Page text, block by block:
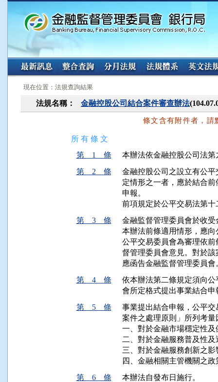
:::
現在位置：法規查詢結果
法規名稱： 金融控股公司結合案件審查辦法
條文含有附件者，請
所 有 條 文
第 1 條
本辦法依金融控股公司法
第 2 條
金融控股公司之設立有公
定情形之一者，應於結合
申報。
前項規定於公平交易法第
第 3 條
金融監督管理委員會於收
本辦法前條適用情形，應
公平交易委員會為審理依
督管理委員會意見。對於
應函告金融監督管理委員會
第 4 條
依本辦法第二條規定須向
會所定格式提出事業結合
第 5 條
事業提出結合申報，公平
案件之處理原則」所列考
一、對於金融市場穩定性
二、對於金融服務普及性
三、對於金融服務創新之影
四、金融相關主管機關之政
第 6 條
本辦法自發布日施行。